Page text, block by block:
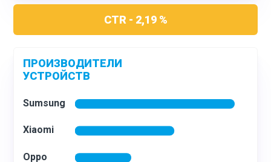
CTR - 2,19 %
ПРОИЗВОДИТЕЛИ
УСТРОЙСТВ